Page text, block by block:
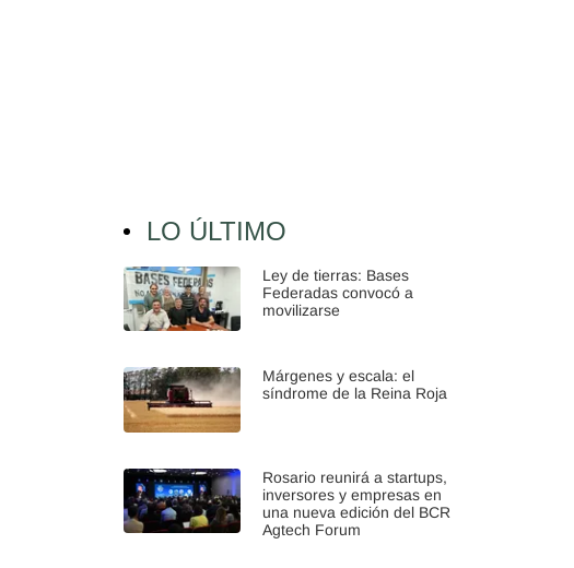
LO ÚLTIMO
Ley de tierras: Bases
Federadas convocó a
movilizarse
Márgenes y escala: el
síndrome de la Reina Roja
Rosario reunirá a startups,
inversores y empresas en
una nueva edición del BCR
Agtech Forum